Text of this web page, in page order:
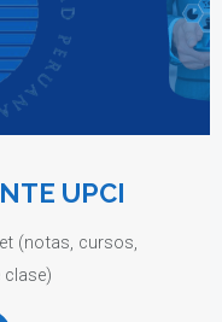
UPCI
(notas, cursos,
clase)